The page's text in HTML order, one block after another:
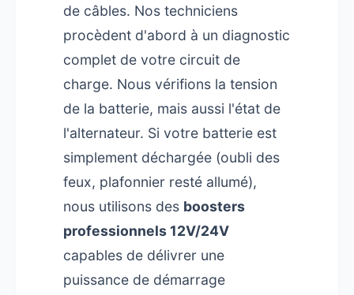
de câbles. Nos techniciens
procèdent d'abord à un diagnostic
complet de votre circuit de
charge. Nous vérifions la tension
de la batterie, mais aussi l'état de
l'alternateur. Si votre batterie est
simplement déchargée (oubli des
feux, plafonnier resté allumé),
nous utilisons des boosters
professionnels 12V/24V
capables de délivrer une
puissance de démarrage